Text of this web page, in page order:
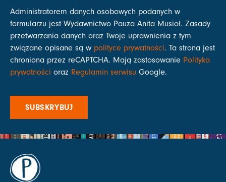
Administratorem danych osobowych podanych w
formularzu jest Wydawnictwo Pauza Anita Musioł. Zasady
przetwarzania danych oraz Twoje uprawnienia z tym
związane opisane są w polityce prywatności. Ta strona jest
chroniona przez reCAPTCHA. Mają zastosowanie Polityka
prywatności oraz Regulamin serwisu Google.
SUBSKRYBUJ